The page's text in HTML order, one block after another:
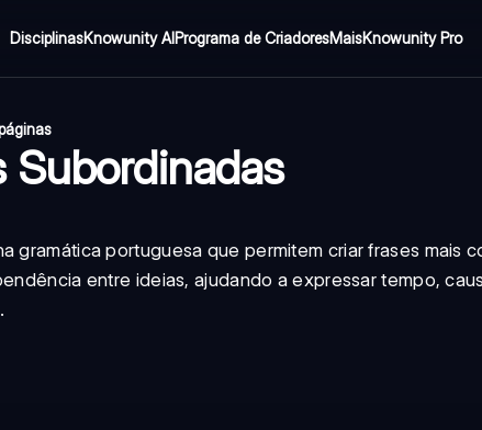
DisciplinasKnowunity AIPrograma de CriadoresMaisKnowunity Pro
Subordinadas
gramática portuguesa que permitem criar frases mais
entre ideias, ajudando a expressar tempo,